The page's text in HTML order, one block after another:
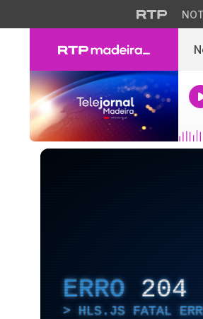
ERRO 204
HLS.JS FATAL